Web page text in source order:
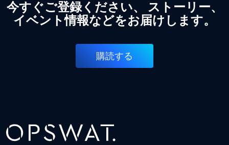
今すぐご登録ください、 ストーリー、
イベント情報などをお届けします。
購読する